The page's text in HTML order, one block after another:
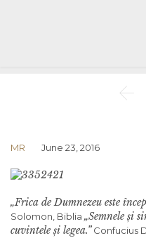

MR June 23, 2016
„Frica de Dumnezeu este
Solomon, Biblia „Semnele și
cuvintele și legea.”Confucius